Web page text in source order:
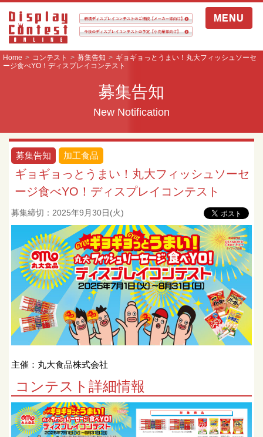
MENU
Home コンテスト 募集告知
ギョギョっとうまい！丸大フィッシュソーセ
ージ食べYO！ディスプレイコンテスト
募集告知
New Notification
募集告知 加工食品
ギョギョっとうまい！丸大フィッシュソーセ
ージ食べYO！ディスプレイコンテスト
募集締切：2025年9月30日(火)
主催：丸大食品株式会社
コンテスト詳細情報